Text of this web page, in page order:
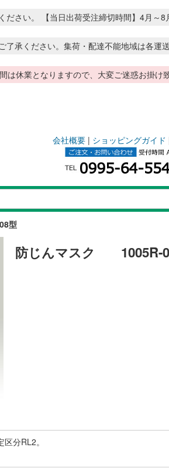
ださい。 【当日出荷受注締切時間】4月～
承ください。集荷・配達不能地域は各運
休業となりますので、大変ご迷惑お掛け
会社概要 | ショッピングガイド
型
防じんマスク 1005R-
分RL2。